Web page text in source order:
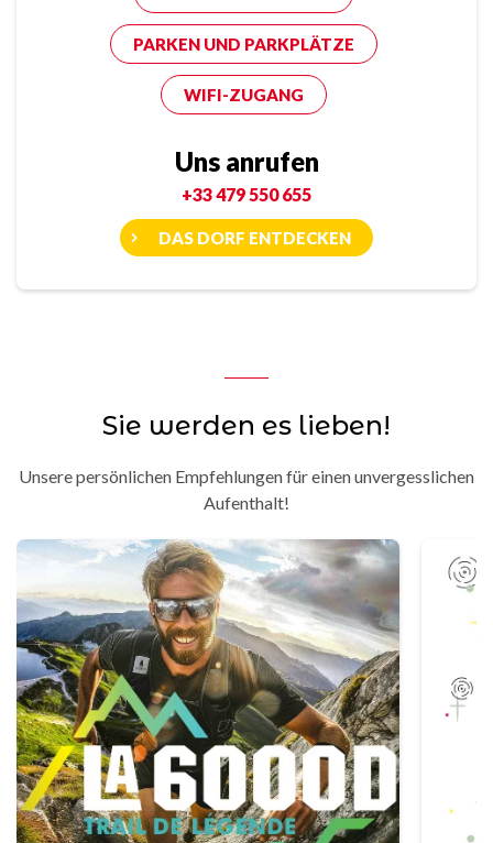
PARKEN UND PARKPLÄTZE
WIFI-ZUGANG
Uns anrufen
+33 479 550 655
DAS DORF ENTDECKEN
Sie werden es lieben!
Unsere persönlichen Empfehlungen für einen unvergesslichen
Aufenthalt!